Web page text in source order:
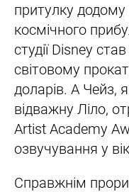
притулку додому
космічного
студії Disney
світовому
доларів. А Чейз,
відважну Ліло,
Artist Academy
озвучування у
Справжнім